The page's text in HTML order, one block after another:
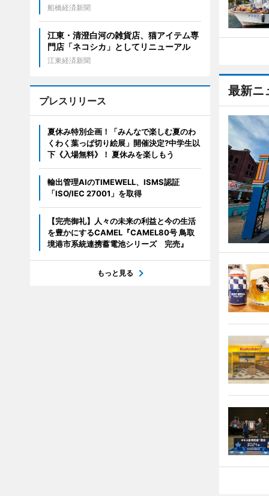
最新ニ
船橋経済新聞
江東・清澄白河の雑貨店、猫アイテム専
門店「ネコシカ」としてリニューアル
江東経済新聞
プレスリリース
夏休み特別企画！「みんなで楽しむ夏のわ
くわく葉っぱ切り絵展」開催決定?中学生以
下《入場無料》！ 夏休みを楽しもう
輸出管理AIのTIMEWELL、ISMS認証
「ISO/IEC 27001」を取得
【完売御礼】人々の未来の利益と今の生活
を豊かにするCAMEL『CAMEL80号 鳥取
境港市系統連携蓄電池シリーズ 完売』
もっと見る